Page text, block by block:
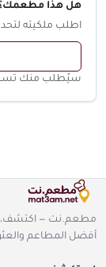
هل هذا
اطلب ملكيته
سيُطلب منك
مطعم.نت — اكتشف،
أفضل المطاعم